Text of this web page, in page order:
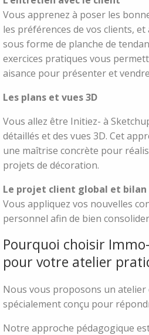
Vous apprenez à poser les
les préférences de vos clients,
sous forme de planche de
exercices pratiques vous
aisance pour présenter et
Les plans et vues 3D
Vous allez être Initiez- à
détaillés et des vues 3D. Cet
une maîtrise concrète pour
projets de décoration.
Le projet client global et bilan
Vous appliquez vos nouvelles
personnel afin de bien
Pourquoi choisir
pour votre atelier
Nous vous proposons un
spécialement conçu pour
Notre approche pédagogique